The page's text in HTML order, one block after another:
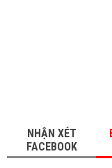
NHẬN XÉT
FACEBOOK